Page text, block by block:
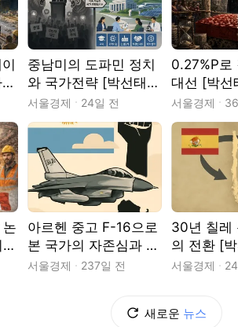
중남미의 도파민 정치
와 국가전략 [박선태의
중남미 이슈와 문화]
서울경제 24일 전
0.27%P로
대선 [박선
이슈와 문
서울경제
논
아르헨 중고 F-16으로
본 국가의 자존심과 현
실 [박선태의 중남미
서울경제 237일 전
30년 칠레
의 전환 [
남미 이슈
서울경제
새로운 뉴스